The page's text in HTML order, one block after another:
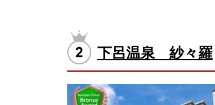
下呂温泉 紗々羅